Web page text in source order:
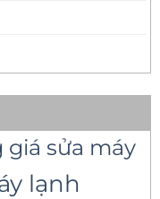
giá sửa máy
lạnh